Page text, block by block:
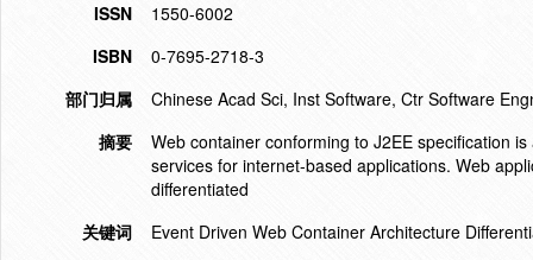
ISSN
1550-6002
ISBN
0-7695-2718-3
部门归属
Chinese Acad Sci, Inst Software, Ctr Software
摘要
Web container conforming to J2EE specification
services for internet-based applications. Web
differentiated
关键词
Event Driven Web Container Architecture